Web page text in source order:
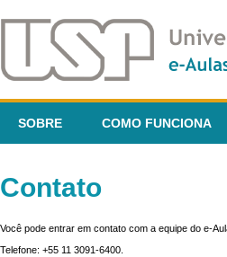
SOBRE COMO FUNCIONA
Contato
Você pode entrar em contato com a equipe do e-
Telefone: +55 11 3091-6400.